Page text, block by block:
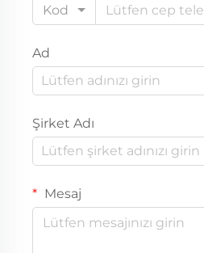
Kod
Ad
Şirket Adı
Mesaj